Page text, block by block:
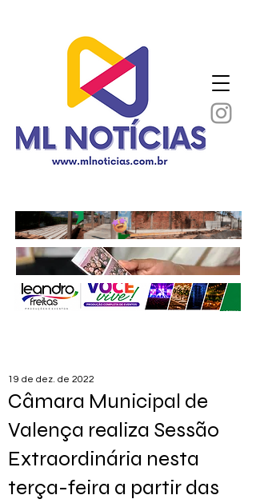
Câmara Municipal de
Valença realiza Sessão
Extraordinária nesta
terça-feira a partir das
19 de dez. de 2022